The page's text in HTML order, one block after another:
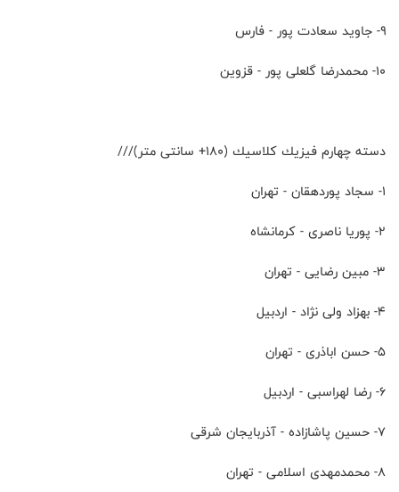
۹- جاويد سعادت پور - فارس
۱۰- محمدرضا گلعلى پور - قزوين
دسته چهارم فيزيك كلاسيك (١٨٠+ سانتى متر)///
۱- سجاد پوردهقان - تهران
۲- پوريا ناصرى - كرمانشاه
۳- مبين رضايى - تهران
۴- بهزاد ولى نژاد - اردبيل
۵- حسن اباذرى - تهران
۶- رضا لهراسبى - اردبيل
۷- حسين پاشازاده - آذربايجان شرقى
۸- محمدمهدى اسلامى - تهران